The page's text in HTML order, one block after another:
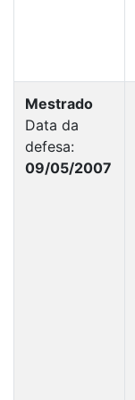
Mestrado
Data da
defesa:
09/05/2007